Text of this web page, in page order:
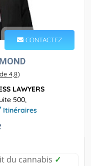
CONTACTEZ
4,8)
LAWYERS
500,
Itinéraires
du cannabis ✓